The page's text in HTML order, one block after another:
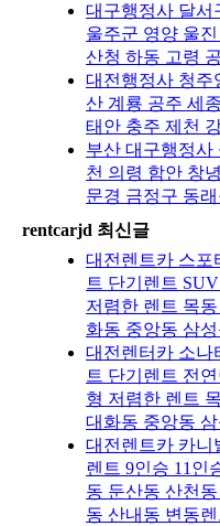
대구행정사 달서
울주군 영양 울
산청 하동 고령
대전행정사 청주
산 계룡 공주 세
태안 충주 제천
부산 대구행정사
천 의령 함안 창
문경 금정구 동
rentcarjd 최신글
대전렌트카 스포
트 단기렌트
저렴한 렌트 목
화동 중앙동 삼
대전렌터카 소나
트 단기렌트 전
형 저렴한 렌트
대화동 중앙동
대전렌트카 카니
렌트 9인승 11인
동 둔산동 산천
동 산내동 변동